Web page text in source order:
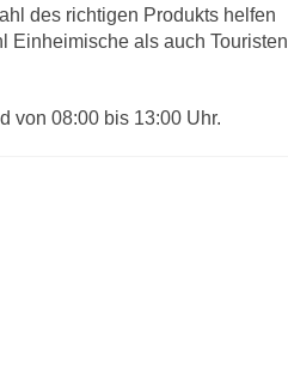
des richtigen Produkts helfen
Einheimische als auch Touristen
von 08:00 bis 13:00 Uhr.